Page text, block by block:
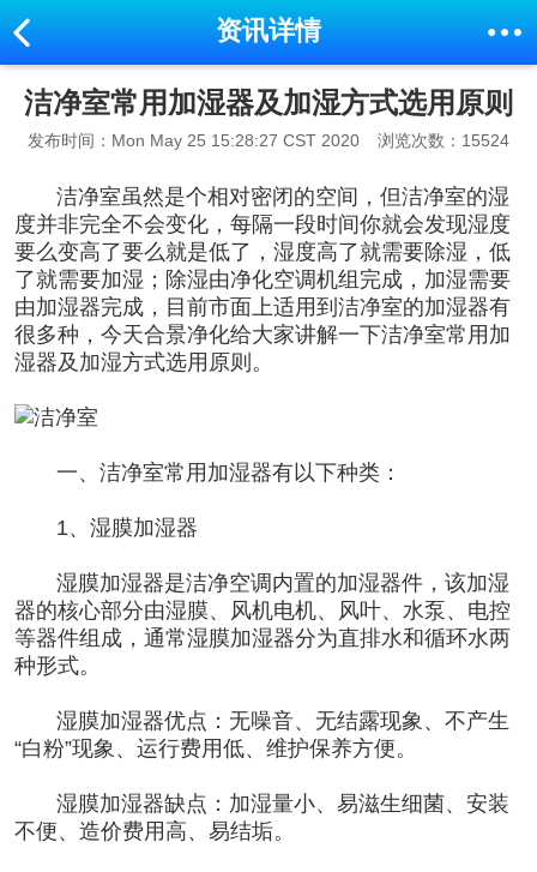
资讯详情
洁净室常用加湿器及加湿方式选用原则
发布时间：Mon May 25 15:28:27 CST 2020 浏览次数：15524
洁净室虽然是个相对密闭的空间，但洁净室的湿
度并非完全不会变化，每隔一段时间你就会发现湿度
要么变高了要么就是低了，湿度高了就需要除湿，低
了就需要加湿；除湿由净化空调机组完成，加湿需要
由加湿器完成，目前市面上适用到洁净室的加湿器有
很多种，今天合景净化给大家讲解一下洁净室常用加
湿器及加湿方式选用原则。
一、洁净室常用加湿器有以下种类：
1、湿膜加湿器
湿膜加湿器是洁净空调内置的加湿器件，该加湿
器的核心部分由湿膜、风机电机、风叶、水泵、电控
等器件组成，通常湿膜加湿器分为直排水和循环水两
种形式。
湿膜加湿器优点：无噪音、无结露现象、不产生
“白粉”现象、运行费用低、维护保养方便。
湿膜加湿器缺点：加湿量小、易滋生细菌、安装
不便、造价费用高、易结垢。